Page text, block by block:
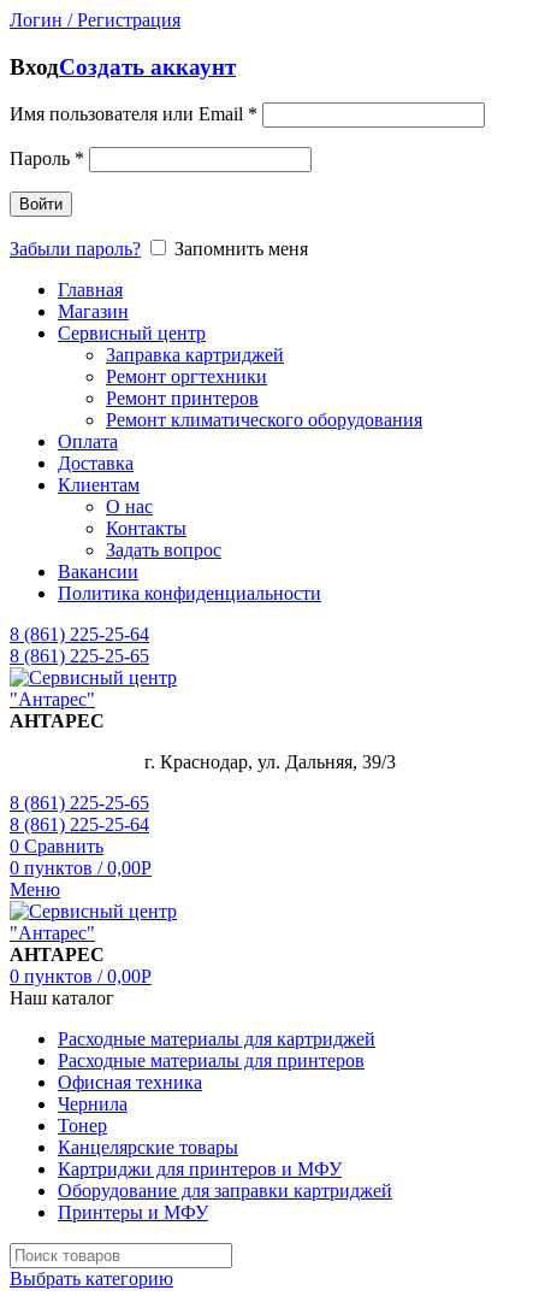
Логин / Регистрация
ВходСоздать аккаунт
Имя пользователя или Email *
Пароль *
Войти
Забыли пароль?
Запомнить меня
Главная
Магазин
Сервисный центр
Заправка картриджей
Ремонт оргтехники
Ремонт принтеров
Ремонт климатического оборудования
Оплата
Доставка
Клиентам
О нас
Контакты
Задать вопрос
Вакансии
Политика конфиденциальности
8 (861) 225-25-64
8 (861) 225-25-65
АНТАРЕС
г. Краснодар, ул. Дальняя, 39/3
8 (861) 225-25-65
8 (861) 225-25-64
0 Сравнить
0 пунктов / 0,00Р
Меню
АНТАРЕС
0 пунктов / 0,00Р
Наш каталог
Расходные материалы для картриджей
Расходные материалы для принтеров
Офисная техника
Чернила
Тонер
Канцелярские товары
Картриджи для принтеров и МФУ
Оборудование для заправки картриджей
Принтеры и МФУ
Выбрать категорию